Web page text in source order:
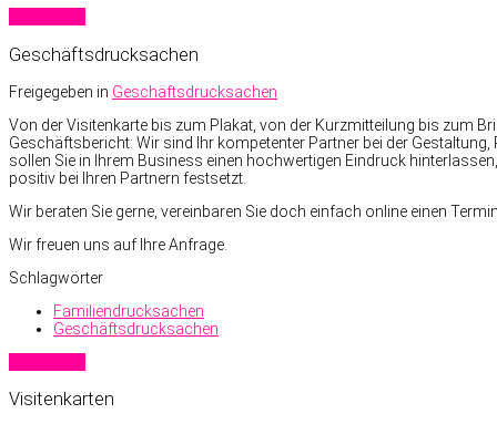
Geschäftsdrucksachen
Freigegeben in Geschäftsdrucksachen
Von der Visitenkarte bis zum Plakat, von der Kurzmitteilung bis zum
Geschäftsbericht: Wir sind Ihr kompetenter Partner bei der
sollen Sie in Ihrem Business einen hochwertigen Eindruck
positiv bei Ihren Partnern festsetzt.
Wir beraten Sie gerne, vereinbaren Sie doch einfach online einen
Wir freuen uns auf Ihre Anfrage.
Schlagwörter
Familiendrucksachen
Geschäftsdrucksachen
Visitenkarten